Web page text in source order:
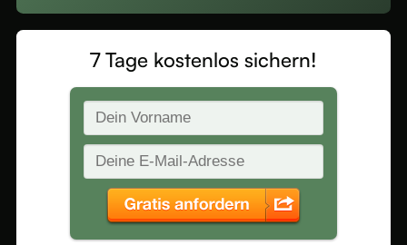
7 Tage kostenlos sichern!